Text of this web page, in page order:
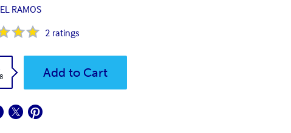
RAMOS
2 ratings
Add to Cart